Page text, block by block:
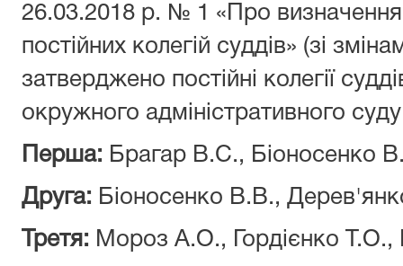
26.03.2018 р. № 1 «Про
постійних колегій суддів» (зі
затверджено постійні колегії
окружного адміністративного
Перша: Брагар В.С., Біоносенко
Друга: Біоносенко В.В.,
Третя: Мороз А.О., Гордієнко Т.О.,